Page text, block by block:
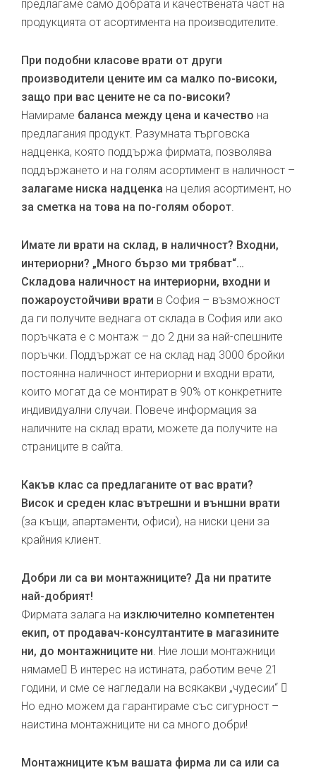
предлагаме само добрата и качествената част на
продукцията от асортимента на производителите.
При подобни класове врати от други
производители цените им са малко по-високи,
защо при вас цените не са по-високи?
Намираме баланса между цена и качество на
предлагания продукт. Разумната търговска
надценка, която поддържа фирмата, позволява
поддържането и на голям асортимент в наличност –
залагаме ниска надценка на целия асортимент, но
за сметка на това на по-голям оборот
Имате ли врати на склад, в наличност? Входни,
интериорни? „Много бързо ми трябват“…
Складова наличност на интериорни, входни и
пожароустойчиви врати в София – възможност
да ги получите веднага от склада в София или ако
поръчката е с монтаж – до 2 дни за най-спешните
поръчки. Поддържат се на склад над 3000 бройки
постоянна наличност интериорни и входни врати,
които могат да се монтират в 90% от конкретните
индивидуални случаи. Повече информация за
наличните на склад врати, можете да получите на
страниците в сайта.
Какъв клас са предлаганите от вас врати?
Висок и среден клас вътрешни и външни врати
(за къщи, апартаменти, офиси), на ниски цени за
крайния клиент.
Добри ли са ви монтажниците? Да ни пратите
най-добрият!
Фирмата залага на изключително компетентен
екип, от продавач-консултантите в магазините
ни, до монтажниците ни . Ние лоши монтажници
нямаме В интерес на истината, работим вече 21
години, и сме се нагледали на всякакви „чудесии“ 
Но едно можем да гарантираме със сигурност –
наистина монтажниците ни са много добри!
Монтажниците към вашата фирма ли са или са